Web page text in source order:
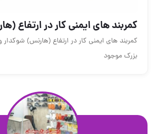
کمربند های ایمنی کار در ارتفاع
کمربند های ایمنی کار در ارتفاع (هارنس)
بزرک موجود